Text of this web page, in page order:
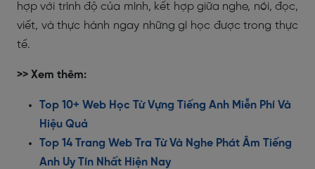
hợp với trình độ của mình, kết hợp giữa nghe, nói, đọc,
viết, và thực hành ngay những gì học được trong thực
tế.
>> Xem thêm:
Top 10+ Web Học Từ Vựng Tiếng Anh Miễn Phí Và
Hiệu Quả
Top 14 Trang Web Tra Từ Và Nghe Phát Âm Tiếng
Anh Uy Tín Nhất Hiện Nay